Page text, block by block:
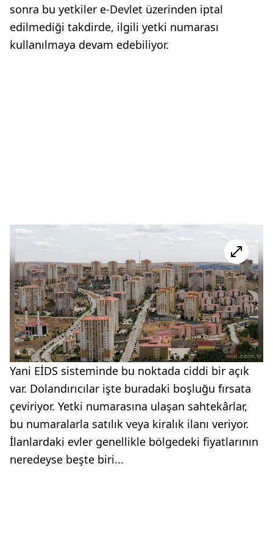
sonra bu yetkiler e-Devlet üzerinden iptal
edilmediği takdirde, ilgili yetki numarası
kullanılmaya devam edebiliyor.
Yani EİDS sisteminde bu noktada ciddi bir açık
var. Dolandırıcılar işte buradaki boşluğu fırsata
çeviriyor. Yetki numarasına ulaşan sahtekârlar,
bu numaralarla satılık veya kiralık ilanı veriyor.
İlanlardaki evler genellikle bölgedeki fiyatlarının
neredeyse beşte biri...